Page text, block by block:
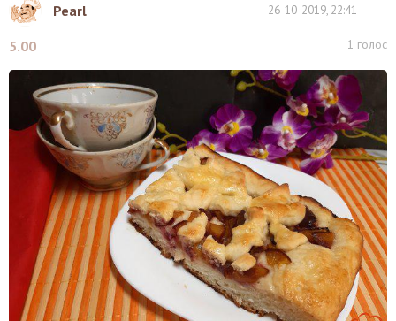
Pearl 26-10-2019, 22:41
5.00 1 голос